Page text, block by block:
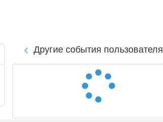
Другие события пользователя